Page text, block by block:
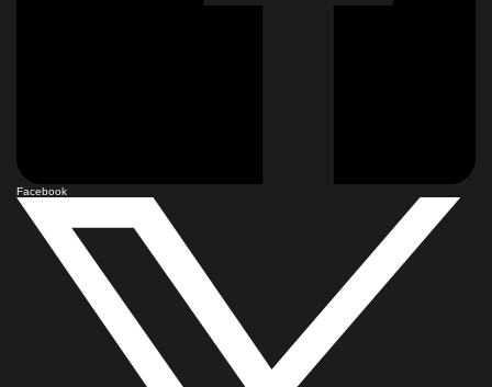
Facebook